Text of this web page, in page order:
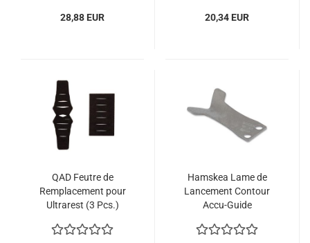
28,88 EUR 20,34 EUR
QAD Feutre de
Remplacement pour
Ultrarest (3 Pcs.)
Hamskea Lame de
Lancement Contour
Accu-Guide